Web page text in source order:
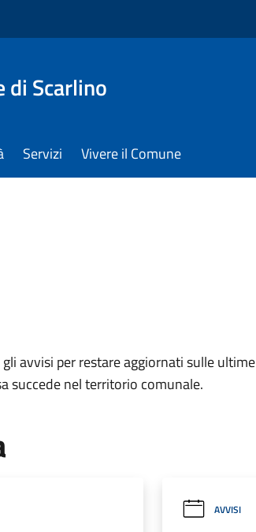
di Scarlino
Servizi Vivere il Comune
avvisi per restare aggiornati sulle ultime
succede nel territorio comunale.
AVVISI